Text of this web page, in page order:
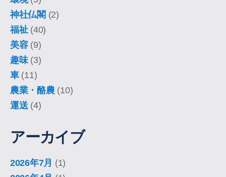
神社仏閣 (2)
福祉(40)
美容(9)
趣味(3)
車(11)
農業・酪農 (10)
運送 (4)
アーカイブ
2026年7月 (1)